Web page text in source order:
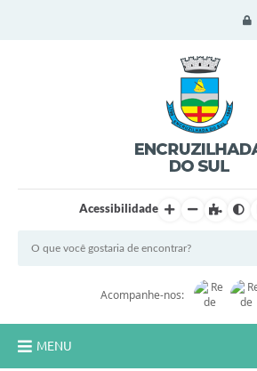
Acessibilidade
Acompanhe-nos:
MENU